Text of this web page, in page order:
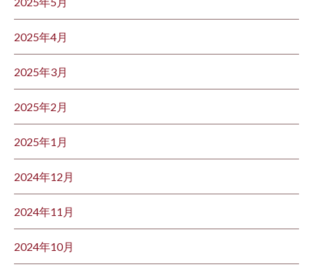
2025年4月
2025年3月
2025年2月
2025年1月
2024年12月
2024年11月
2024年10月